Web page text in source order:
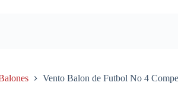
Vento Balon de Futbol No 4